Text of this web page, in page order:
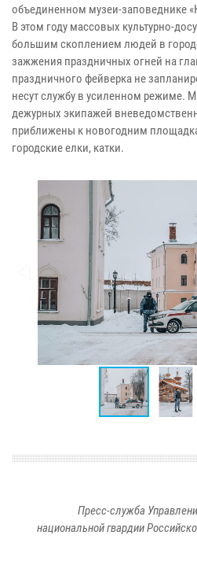
объединенном музеи-заповеднике
В этом году массовых культурно-
большим скоплением людей в
зажжения праздничных огней на
праздничного фейверка не
несут службу в усиленном режиме.
дежурных экипажей
приближены к новогодним
городские елки, катки.
Пресс-служба
национальной гвардии